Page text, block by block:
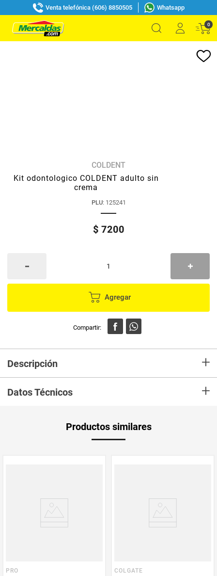
Venta telefónica (606) 8850505 Whatsapp
0
COLDENT
Kit odontologico COLDENT adulto sin
crema
PLU: 125241
$ 7200
Agregar
Descripción +
Datos Técnicos +
Productos similares
PRO COLGATE